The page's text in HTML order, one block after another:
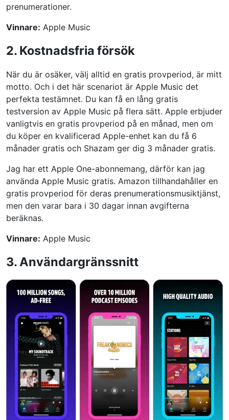
prenumerationer.
Vinnare: Apple Music
2. Kostnadsfria försök
När du är osäker, välj alltid en gratis provperiod, är mitt
motto. Och i det här scenariot är Apple Music det
perfekta testämnet. Du kan få en lång gratis
testversion av Apple Music på flera sätt. Apple erbjuder
vanligtvis en gratis provperiod på en månad, men om
du köper en kvalificerad Apple-enhet kan du få 6
månader gratis och Shazam ger dig 3 månader gratis.
Jag har ett Apple One-abonnemang, därför kan jag
använda Apple Music gratis. Amazon tillhandahåller en
gratis provperiod för deras prenumerationsmusiktjänst,
men den varar bara i 30 dagar innan avgifterna
beräknas.
Vinnare: Apple Music
3. Användargränssnitt